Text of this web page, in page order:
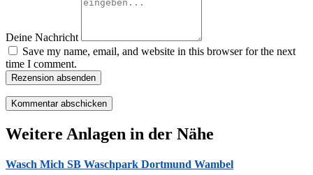
Deine Nachricht
Save my name, email, and website in this browser for the next
time I comment.
Rezension absenden
Weitere Anlagen in der Nähe
Wasch Mich SB Waschpark Dortmund Wambel